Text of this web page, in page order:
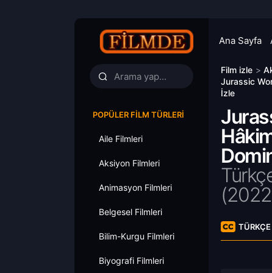
Ana Sayfa
POPÜLER FILM TÜRLERI
Aile Filmleri
Aksiyon Filmleri
Animasyon Filmleri
Belgesel Filmleri
Bilim-Kurgu Filmleri
Biyografi Filmleri
Film izle >
Jurassic
İzle
(